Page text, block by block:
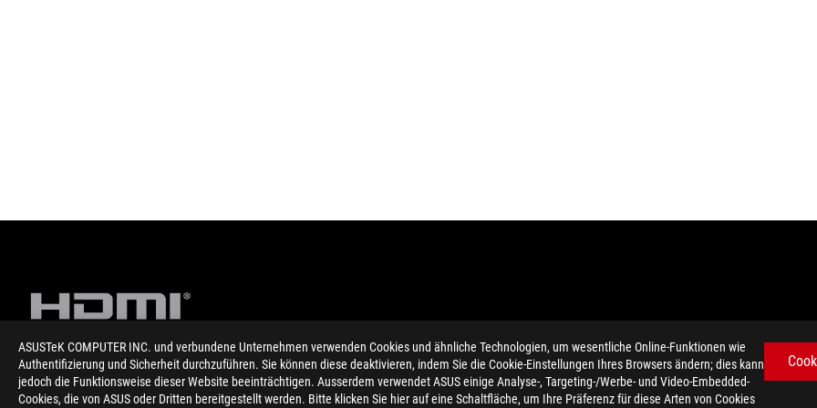
ASUSTeK COMPUTER INC. und verbundene Unternehmen verwenden Cookies und ähnliche Technologien, um wesentliche Online-Funktionen wie
Authentifizierung und Sicherheit durchzuführen. Sie können diese deaktivieren, indem Sie die Cookie-Einstellungen Ihres Browsers ändern; dies kann
jedoch die Funktionsweise dieser Website beeinträchtigen. Ausserdem verwendet ASUS einige Analyse-, Targeting-/Werbe- und Video-Embedded-
Cookies, die von ASUS oder Dritten bereitgestellt werden. Bitte klicken Sie hier auf eine Schaltfläche, um Ihre Präferenz für diese Arten von Cookies
Disclaimer
Die Begriffe HDMI, HDMI High-Definition Multimedia Interface, HDMI-Aufmachung (HDMI Trade Dress) und die HDMI-Logos sind